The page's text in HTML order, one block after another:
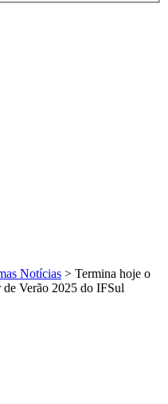
Notícias > Termina hoje o
de Verão 2025 do IFSul